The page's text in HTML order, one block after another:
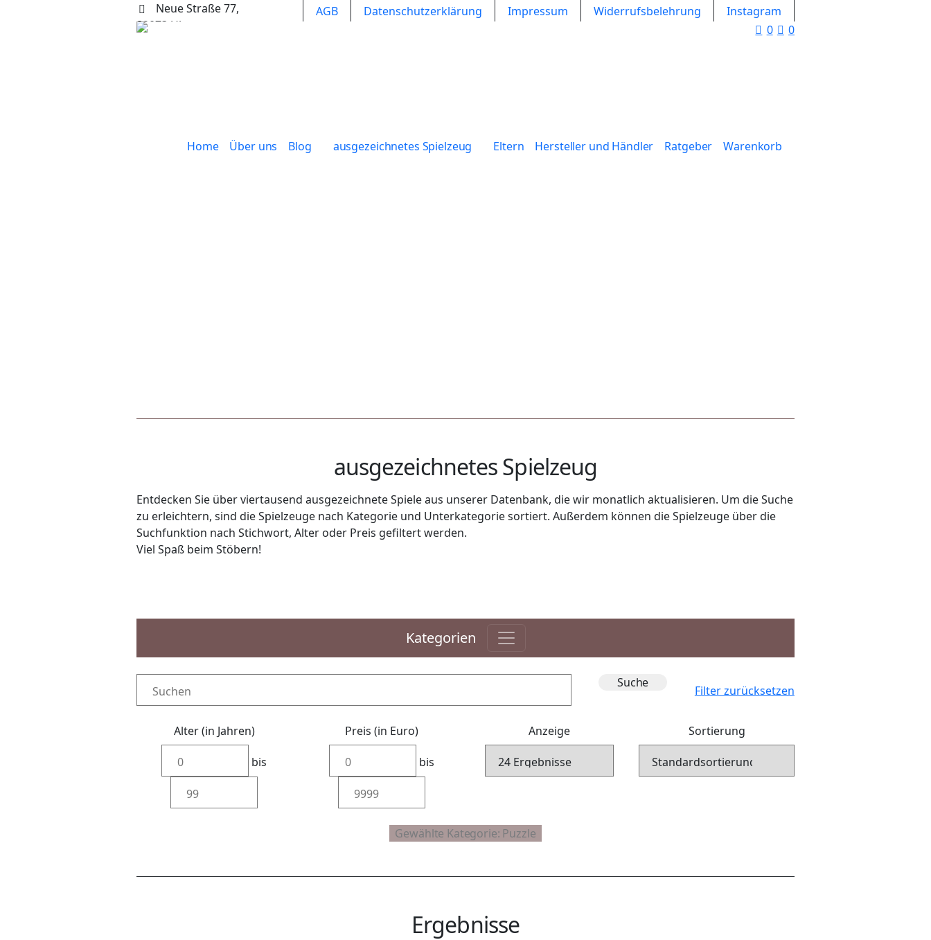
AGB Datenschutzerklärung Impressum Widerrufsbelehrung Instagram
Neue Straße 77,
89073 Ulm
0 0
Home Über uns Blog ausgezeichnetes Spielzeug Eltern Hersteller und Händler Ratgeber Warenkorb
ausgezeichnetes Spielzeug
Entdecken Sie über viertausend ausgezeichnete Spiele aus unserer Datenbank, die wir monatlich aktualisieren. Um die Suche
zu erleichtern, sind die Spielzeuge nach Kategorie und Unterkategorie sortiert. Außerdem können die Spielzeuge über die
Suchfunktion nach Stichwort, Alter oder Preis gefiltert werden.
Viel Spaß beim Stöbern!
Kategorien
Filter zurücksetzen
Alter (in Jahren)
bis
Preis (in Euro)
bis
Anzeige Sortierung
Ergebnisse